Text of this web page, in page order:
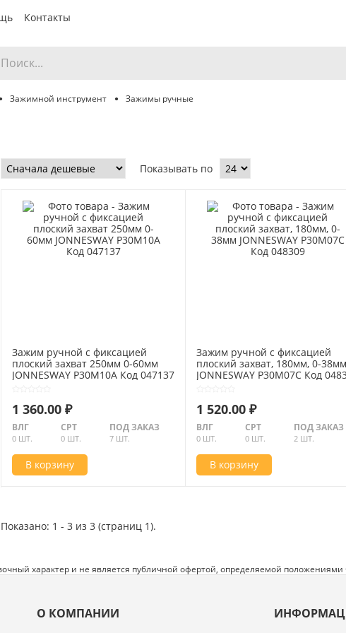
Контакты
Зажимной инструмент Зажимы ручные
Показывать по
Зажим ручной с фиксацией
плоский захват 250мм 0-60мм
JONNESWAY P30M10A Код 047137
1 360.00 ₽
ВЛГ
0 ШТ.
СРТ
0 ШТ.
ПОД ЗАКАЗ
7 ШТ.
В корзину
Зажим ручной с фиксацией
плоский захват, 180мм, 0-38мм
JONNESWAY P30M07C Код
1 520.00 ₽
ВЛГ
0 ШТ.
СРТ
0 ШТ.
ПОД ЗАКАЗ
2 ШТ.
В корзину
Показано: 1 - 3 из 3 (страниц 1).
характер и не является публичной офертой, определяемой
О КОМПАНИИ